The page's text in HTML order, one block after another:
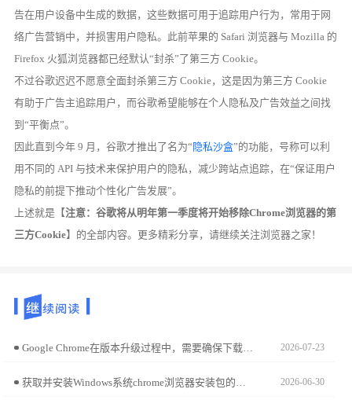
告在用户设备中生成的数据，这些数据可用于追踪用户行为，常用于网
络广告营销中，并损害用户隐私。此前苹果的 Safari 浏览器与 Mozilla 的
Firefox 火狐浏览器都已经默认“封杀”了第三方 Cookie。
不过谷歌迟迟不愿意全面封杀第三方 Cookie，这是因为第三方 Cookie
有助于广告主追踪用户，而谷歌希望能够在个人隐私及广告效益之间找
到“平衡点”。
因此直到今年 9 月，谷歌才推出了名为“ 隐私沙盒”的功能，号称可以利
用不同的 API 与技术来保护用户的隐私，减少跨站点追踪，在“保证用户
隐私的前提下推动个性化广告发展”。
上述就是【注意：谷歌将从明年第一季度将开始移除Chrome浏览器的第
三方Cookie】的全部内容。更多精彩分享，请继续关注浏览器之家！
Google Chrome在版本升级过程中，需要确保下载包与系统环境及现有插件兼容。合理选择版本并参考官方更新日志，可有效避免安装冲突，提高浏览器稳定性与性能表现。 2026-07-23
获取并安装Windows系统chrome浏览器安装包的步骤清晰易懂，通过简化操作流程，用户能够快速完成部署并投入使用。 2026-06-30